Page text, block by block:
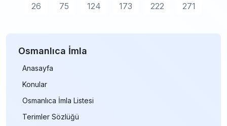
26 75 124 173 222 271
Osmanlıca İmla
Anasayfa
Konular
Osmanlıca İmla Listesi
Terimler Sözlüğü